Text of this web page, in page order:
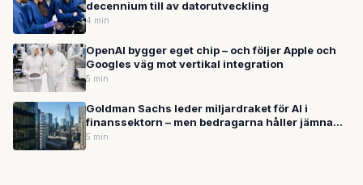
decennium till av datorutveckling
4 min
OpenAI bygger eget chip – och följer Apple och
Googles väg mot vertikal integration
5 min
Goldman Sachs leder miljardraket för AI i
finanssektorn – men bedragarna håller jämna
steg
5 min